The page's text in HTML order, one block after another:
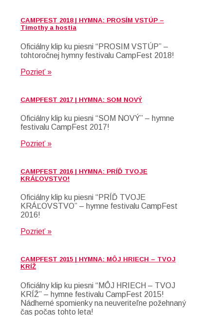
CAMPFEST 2018 | HYMNA: PROSÍM VSTÚP –
Timothy a hostia
Oficiálny klip ku piesni “PROSIM VSTÚP” –
tohtoročnej hymny festivalu CampFest 2018!
Pozrieť »
CAMPFEST 2017 | HYMNA: SOM NOVÝ
Oficiálny klip ku piesni “SOM NOVÝ” – hymne
festivalu CampFest 2017!
Pozrieť »
CAMPFEST 2016 | HYMNA: PRÍĎ TVOJE
KRÁĽOVSTVO!
Oficiálny klip ku piesni “PRÍĎ TVOJE
KRÁĽOVSTVO” – hymne festivalu CampFest
2016!
Pozrieť »
CAMPFEST 2015 | HYMNA: MÔJ HRIECH – TVOJ
KRÍŽ
Oficiálny klip ku piesni “MÔJ HRIECH – TVOJ
KRÍŽ” – hymne festivalu CampFest 2015!
Nádherné spomienky na neuveriteľne požehnaný
čas počas tohto leta!